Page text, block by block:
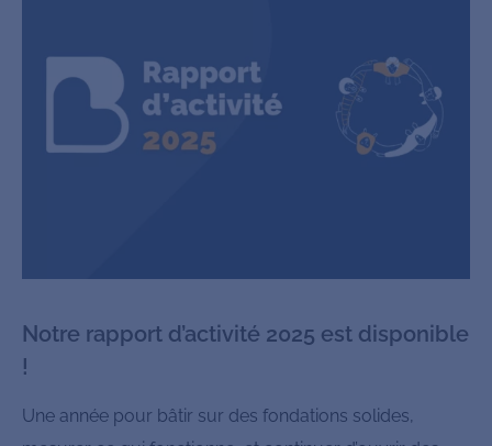
Notre rapport d’activité 2025 est disponible
!
Une année pour bâtir sur des fondations solides,